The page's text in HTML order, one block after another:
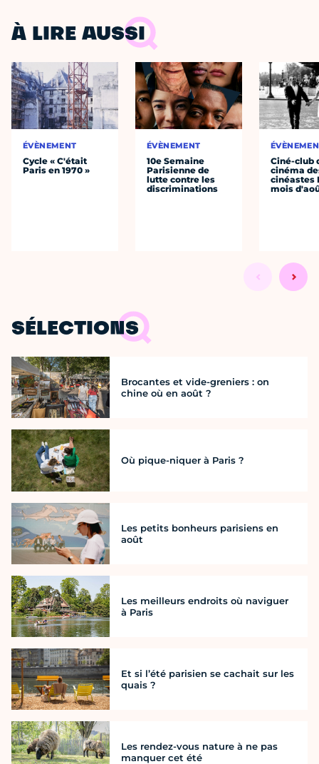
À LIRE AUSSI
ÉVÈNEMENT
Cycle « C'était
Paris en 1970 »
ÉVÈNEMENT
10e Semaine
Parisienne de
lutte contre les
discriminations
Ciné-club
cinéma
cinéastes
mois
SÉLECTIONS
Brocantes et vide-greniers : on
chine où en août ?
Où pique-niquer à Paris ?
Les petits bonheurs parisiens en
août
Les meilleurs endroits où naviguer
à Paris
Et si l’été parisien se cachait sur les
quais ?
Les rendez-vous nature à ne pas
manquer cet été